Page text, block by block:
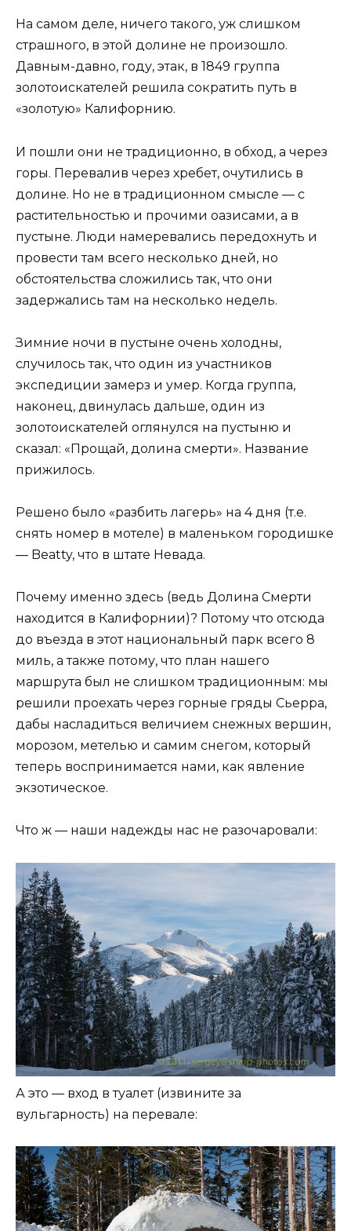
На самом деле, ничего такого, уж слишком
страшного, в этой долине не произошло.
Давным-давно, году, этак, в 1849 группа
золотоискателей решила сократить путь в
«золотую» Калифорнию.
И пошли они не традиционно, в обход, а через
горы. Перевалив через хребет, очутились в
долине. Но не в традиционном смысле — с
растительностью и прочими оазисами, а в
пустыне. Люди намеревались передохнуть и
провести там всего несколько дней, но
обстоятельства сложились так, что они
задержались там на несколько недель.
Зимние ночи в пустыне очень холодны,
случилось так, что один из участников
экспедиции замерз и умер. Когда группа,
наконец, двинулась дальше, один из
золотоискателей оглянулся на пустыню и
сказал: «Прощай, долина смерти». Название
прижилось.
Решено было «разбить лагерь» на 4 дня (т.е.
снять номер в мотеле) в маленьком городишке
— Beatty, что в штате Невада.
Почему именно здесь (ведь Долина Смерти
находится в Калифорнии)? Потому что отсюда
до въезда в этот национальный парк всего 8
миль, а также потому, что план нашего
маршрута был не слишком традиционным: мы
решили проехать через горные гряды Сьерра,
дабы насладиться величием снежных вершин,
морозом, метелью и самим снегом, который
теперь воспринимается нами, как явление
экзотическое.
Что ж — наши надежды нас не разочаровали:
А это — вход в туалет (извините за
вульгарность) на перевале: